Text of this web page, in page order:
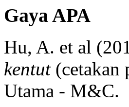
Gaya APA
Hu, A. et al
kentut(cetakan
Utama - M&C.